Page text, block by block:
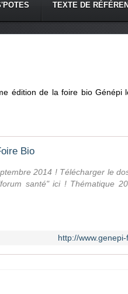
TEXTE DE
édition de la foire bio Génépi
Bio
2014 ! Télécharger le
santé" ici ! Thématique
http://